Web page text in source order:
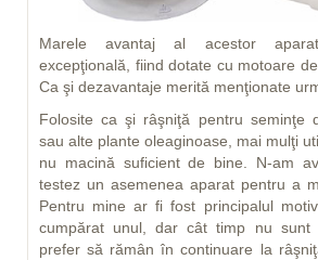
Marele avantaj al acestor
excepţională, fiind dotate cu motoare
Ca şi dezavantaje merită menţionate
Folosite ca şi râşniţă pentru seminţe
sau alte plante oleaginoase, mai mulţi
nu macină suficient de bine. N-am
testez un asemenea aparat pentru a
Pentru mine ar fi fost principalul
cumpărat unul, dar cât timp nu sunt
prefer să rămân în continuare la